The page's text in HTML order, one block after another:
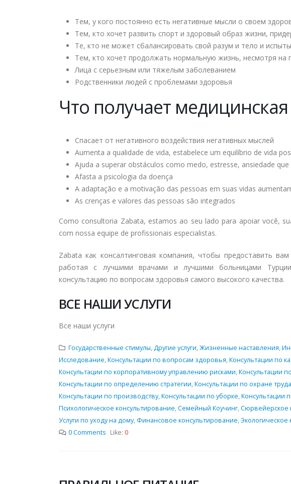
Тем, у кого постоянно есть негативные мысли о своем
Тем, кто хочет развить спорт и здоровый образ жизни,
Те, кто не может сбалансировать свой разум и тело и
Тем, кто хочет продолжать нормальную жизнь, несмотря на
Лица с серьезным или тяжелым заболеванием
Родственники людей с проблемами здоровья
Что получает
Спасает от негативного воздействия негативных мыслей
Aumenta a qualidade de vida, estabelece um equilíbrio de vida
Ajuda a superar obstáculos como medo, estresse, ansiedade
Afasta a psicologia da doença
A adaptação e a motivação das pessoas em suas vidas
As crenças e valores das pessoas são integrados
Como consultoria Zabata, estamos ao seu lado para apoiar você,
com nossa equipe de profissionais especialistas.
Zabata как консалтинговая компания, чтобы предоставить
работая с лучшими врачами и лучшими больницами
консультацию по вопросам здоровья самого высокого качества.
ВСЕ НАШИ УСЛУГИ
Все наши услуги
Государственные стимулы,Другие услуги,Жизненные наставления,
Исследование,Консультации по вопросам здоровья,Консультации по
Консультации по корпоративному управлению рисками,Консультации
Консультации по определению стратегии,Консультации по охране
Консультации по производству,Консультации по уборке,Консультации
Психологическое консультирование,Семейный Коучинг,Сюрвейерское
Услуги по уходу на дому, Финансовое консультирование,Экологическое
0 Comments Like: 0